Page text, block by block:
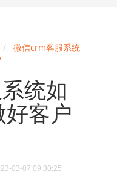
/ 微信crm客服系统
统如
客户
03-07 09:30:25